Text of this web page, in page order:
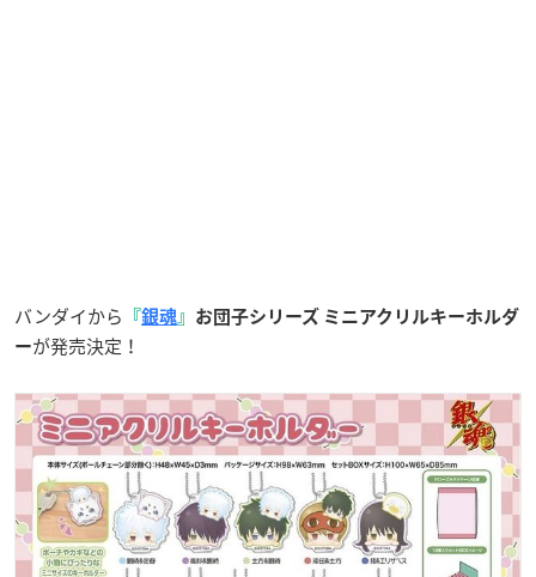
バンダイから 『銀魂 』 お団子シリーズ ミニアクリルキーホルダ
ーが発売決定！